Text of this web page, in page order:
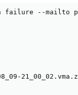
--mailto